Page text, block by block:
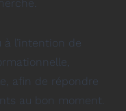
l’intention de
afin de répondre
au bon moment.